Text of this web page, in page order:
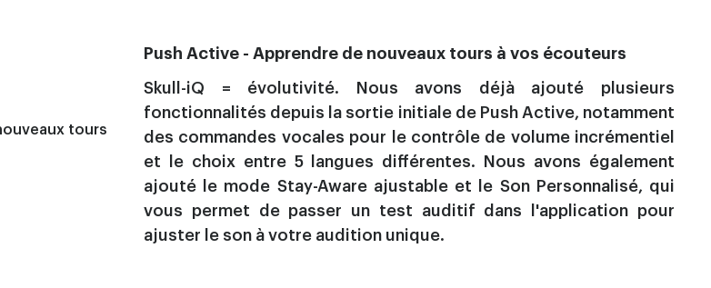
Push Active - Apprendre de nouveaux tours à vos écouteurs
Skull-iQ = évolutivité. Nous avons déjà ajouté plusieurs
fonctionnalités depuis la sortie initiale de Push Active, notamment
des commandes vocales pour le contrôle de volume incrémentiel
et le choix entre 5 langues différentes. Nous avons également
ajouté le mode Stay-Aware ajustable et le Son Personnalisé, qui
vous permet de passer un test auditif dans l'application pour
ajuster le son à votre audition unique.